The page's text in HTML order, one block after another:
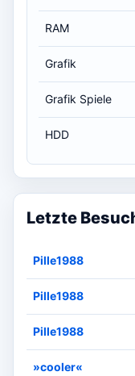
RAM
Grafik
Grafik Spiele
HDD
Letzte
Pille1988
Pille1988
Pille1988
»cooler«